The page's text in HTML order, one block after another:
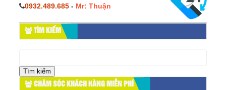
0932.489.685 - Mr: Thuận
TÌM KIẾM
cho:
CHĂM SÓC KHÁCH HÀNG MIỄN PHÍ